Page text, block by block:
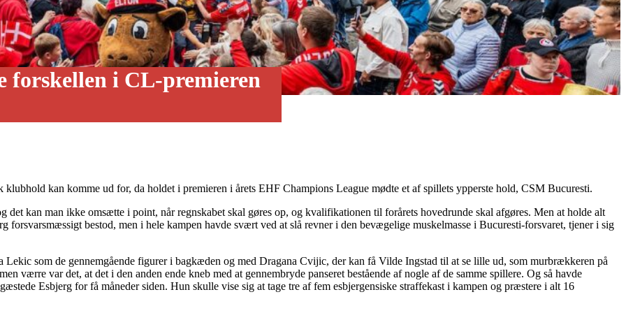
forskellen i CL-premieren
klubhold kan komme ud for, da holdet i premieren i årets EHF Champions League mødte et af spillets ypperste hold, CSM Bucuresti.
kan man ikke omsætte i point, når regnskabet skal gøres op, og kvalifikationen til forårets hovedrunde skal afgøres. Men at holde alt
forsvarsmæssigt bestod, men i hele kampen havde svært ved at slå revner i den bevægelige muskelmasse i Bucuresti-forsvaret, tjener i sig
Lekic som de gennemgående figurer i bagkæden og med Dragana Cvijic, der kan få Vilde Ingstad til at se lille ud, som murbrækkeren på
værre var det, at det i den anden ende kneb med at gennembryde panseret bestående af nogle af de samme spillere. Og så havde
Esbjerg for få måneder siden. Hun skulle vise sig at tage tre af fem esbjergensiske straffekast i kampen og præstere i alt 16